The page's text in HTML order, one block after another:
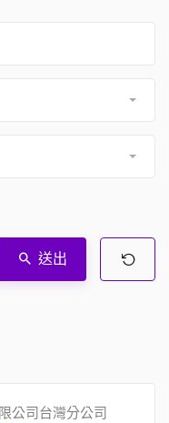
送出
公司台灣分公司